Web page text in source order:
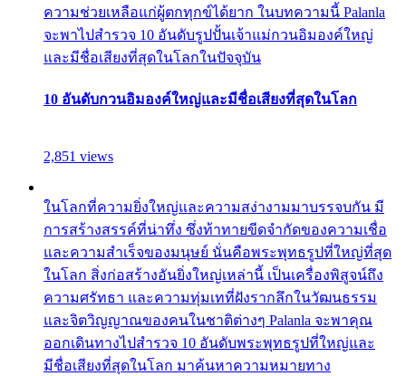
ความช่วยเหลือแก่ผู้ตกทุกข์ได้ยาก ในบทความนี้ Palanla
จะพาไปสำรวจ 10 อันดับรูปปั้นเจ้าแม่กวนอิมองค์ใหญ่
และมีชื่อเสียงที่สุดในโลกในปัจจุบัน
10 อันดับกวนอิมองค์ใหญ่และมีชื่อเสียงที่สุดในโลก
2,851 views
ในโลกที่ความยิ่งใหญ่และความสง่างามมาบรรจบกัน มี
การสร้างสรรค์ที่น่าทึ่ง ซึ่งท้าทายขีดจำกัดของความเชื่อ
และความสำเร็จของมนุษย์ นั่นคือพระพุทธรูปที่ใหญ่ที่สุด
ในโลก สิ่งก่อสร้างอันยิ่งใหญ่เหล่านี้ เป็นเครื่องพิสูจน์ถึง
ความศรัทธา และความทุ่มเทที่ฝังรากลึกในวัฒนธรรม
และจิตวิญญาณของคนในชาติต่างๆ Palanla จะพาคุณ
ออกเดินทางไปสำรวจ 10 อันดับพระพุทธรูปที่ใหญ่และ
มีชื่อเสียงที่สุดในโลก มาค้นหาความหมายทาง